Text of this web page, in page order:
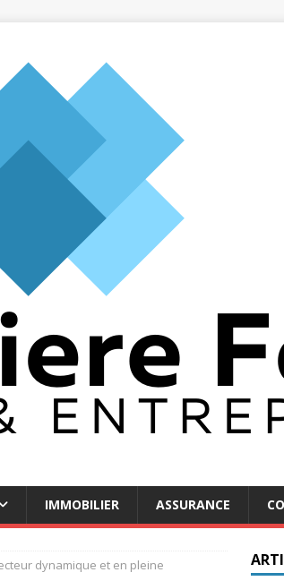
IMMOBILIER ASSURANCE
dynamique et en pleine